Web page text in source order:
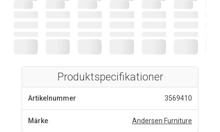
Produktspecifikationer
Artikelnummer 3569410
Märke Andersen Furniture